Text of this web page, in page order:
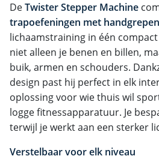
DeTwister Stepper Machine
trapoefeningen met handgrepen
lichaamstraining in één
niet alleen je benen en billen,
buik, armen en schouders.
design past hij perfect in elk
oplossing voor wie thuis wil
logge fitnessapparatuur. Je
terwijl je werkt aan een sterker
Verstelbaar voor elk niveau